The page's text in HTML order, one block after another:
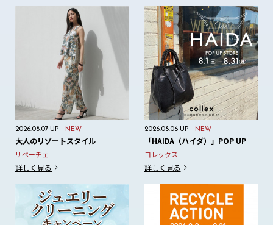
2026.08.07 UP NEW
大人のリゾートスタイル
リベーチェ
詳しく見る
2026.08.06 UP NEW
「HAIDA（ハイダ）」POP UP
コレックス
詳しく見る